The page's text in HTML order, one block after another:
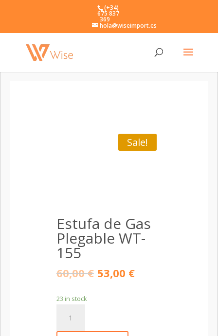
(+34)
675 837
369
hola@wiseimport.es
Sale!
Estufa de Gas
Plegable WT-
155
60,00€ 53,00 €
23 in stock
Estufa